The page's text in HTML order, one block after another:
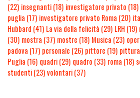
(22) insegnanti(18) investigatore privato (18)
puglia (17) investigatore privato Roma (20)
Hubbard (41) La via della felicità (29) LRH (19)
(30) mostra (37) mostre (18) Musica (23)
padova (17) personale (26) pittore (19) pittura
Puglia (16) quadri(29) quadro (33) roma (18)
studenti(23)volontari(37)